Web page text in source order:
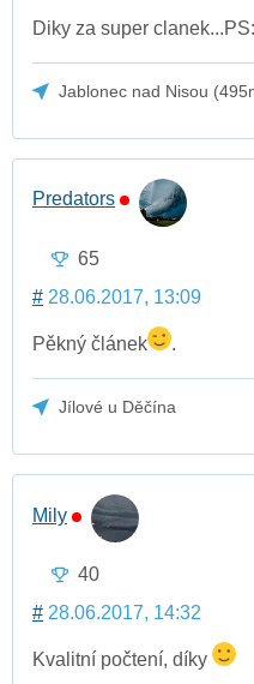
Diky za super
Jablonec nad Nisou
Predators
65
# 28.06.2017, 13:09
Pěkný článek .
Jílové u Děčína
Mily
40
# 28.06.2017, 14:32
Kvalitní počtení, díky